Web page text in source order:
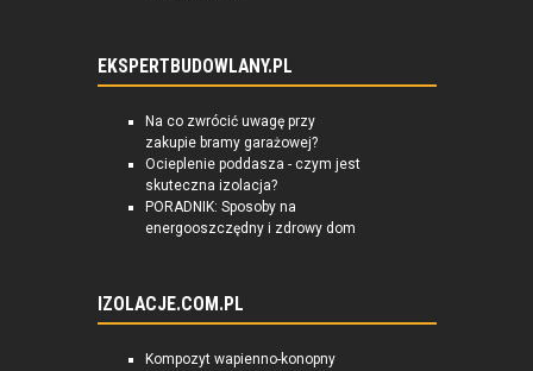
EKSPERTBUDOWLANY.PL
Na co zwrócić uwagę przy
zakupie bramy garażowej?
Ocieplenie poddasza - czym jest
skuteczna izolacja?
PORADNIK: Sposoby na
energooszczędny i zdrowy dom
IZOLACJE.COM.PL
Kompozyt wapienno-konopny